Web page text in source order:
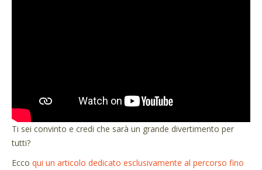
Ti sei convinto e credi che sarà un grande divertimento per
tutti?
Ecco qui un articolo dedicato esclusivamente al percorso fino